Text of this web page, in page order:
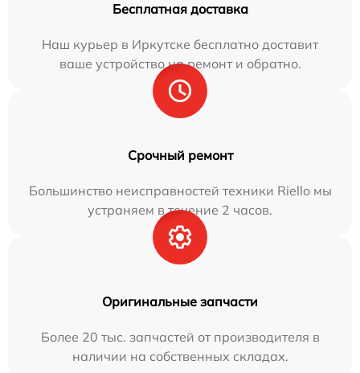
Бесплатная доставка
Наш курьер в Иркутске бесплатно доставит
ваше устройство на ремонт и обратно.
Срочный ремонт
Большинство неисправностей техники Riello мы
устраняем в течение 2 часов.
Оригинальные запчасти
Более 20 тыс. запчастей от производителя в
наличии на собственных складах.